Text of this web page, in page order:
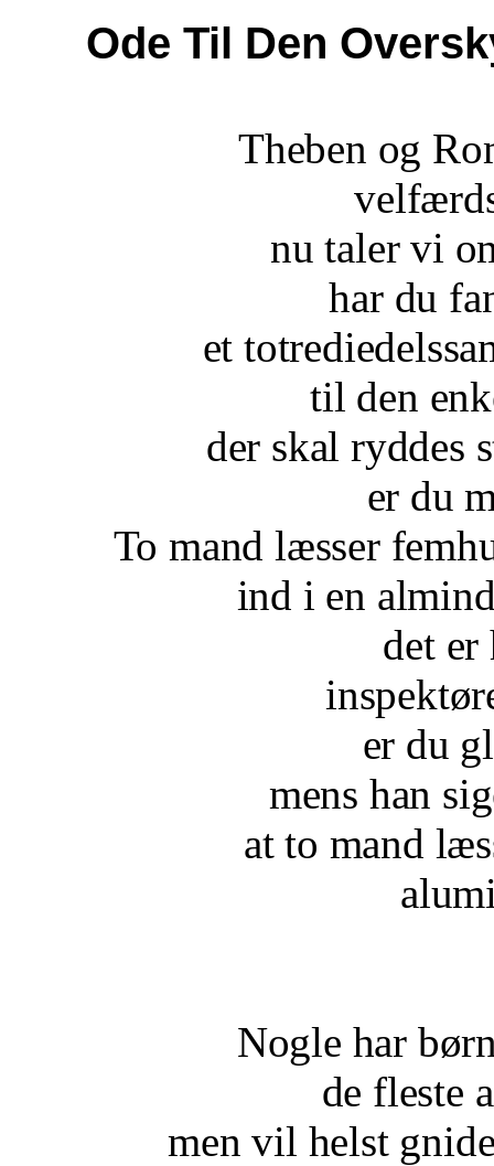
Ode Til Den
Theben og
nu taler vi
har du
et
til den
der skal ryddes
er du
To mand læsser
ind i en
det
er du
mens han
at to mand
Nogle har
de fleste
men vil helst